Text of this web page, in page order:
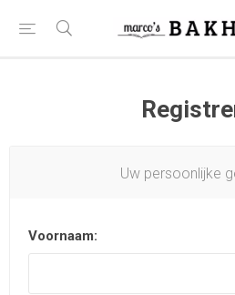
Uw persoonlijke
Voornaam: